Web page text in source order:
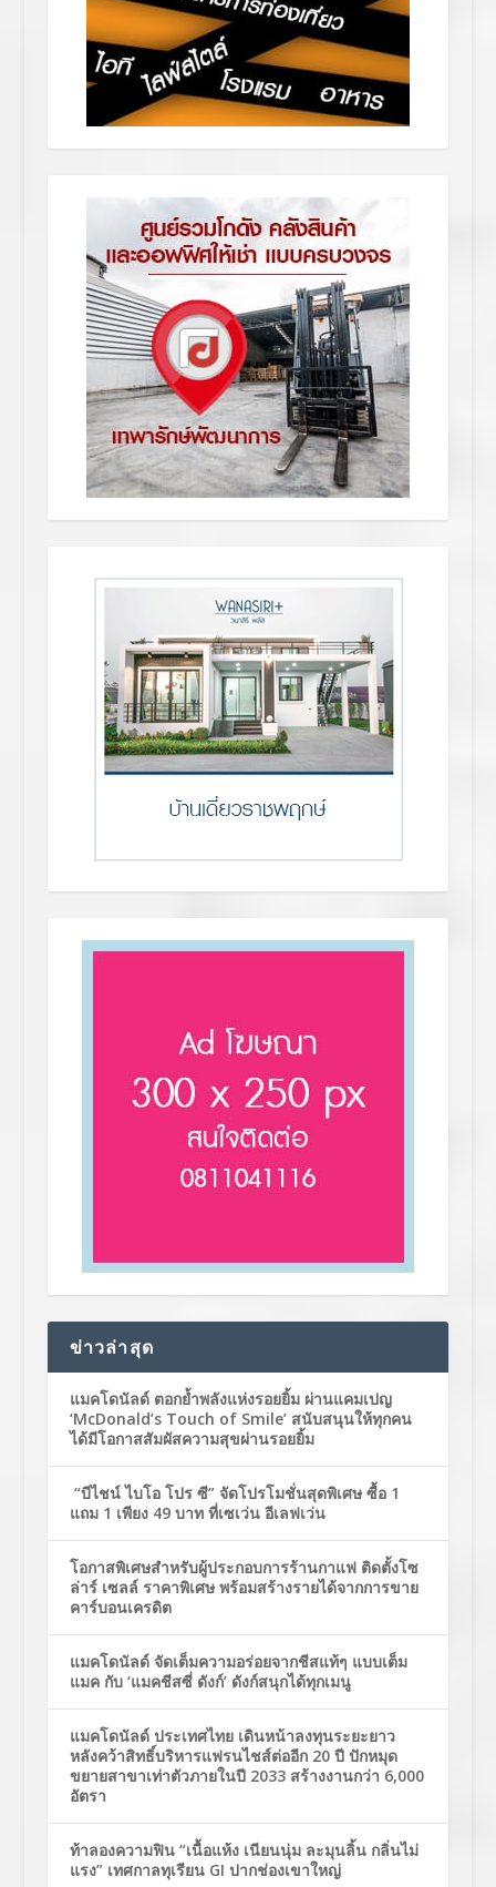
ข่าวล่าสุด
แมคโดนัลด์ ตอกย้ำพลังแห่งรอยยิ้ม ผ่านแคมเปญ
‘McDonald’s Touch of Smile’ สนับสนุนให้ทุกคน
ได้มีโอกาสสัมผัสความสุขผ่านรอยยิ้ม
“บีไชน์ ไบโอ โปร ซี” จัดโปรโมชั่นสุดพิเศษ ซื้อ 1
แถม 1 เพียง 49 บาท ที่เซเว่น อีเลฟเว่น
โอกาสพิเศษสำหรับผู้ประกอบการร้านกาแฟ ติดตั้งโซ
ล่าร์ เซลล์ ราคาพิเศษ พร้อมสร้างรายได้จากการขาย
คาร์บอนเครดิต
แมคโดนัลด์ จัดเต็มความอร่อยจากชีสแท้ๆ แบบเต็ม
แมค กับ ‘แมคชีสซี่ ดังก์’ ดังก์สนุกได้ทุกเมนู
แมคโดนัลด์ ประเทศไทย เดินหน้าลงทุนระยะยาว
หลังคว้าสิทธิ์บริหารแฟรนไชส์ต่ออีก 20 ปี ปักหมุด
ขยายสาขาเท่าตัวภายในปี 2033 สร้างงานกว่า 6,000
อัตรา
ท้าลองความฟิน “เนื้อแห้ง เนียนนุ่ม ละมุนลิ้น กลิ่นไม่
แรง” เทศกาลทุเรียน GI ปากช่องเขาใหญ่